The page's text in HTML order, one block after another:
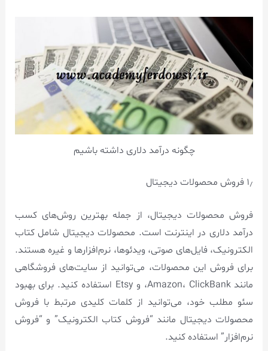
چگونه درآمد دلاری داشته باشیم
۱٫ فروش محصولات دیجیتال
فروش محصولات دیجیتال، از جمله بهترین روش‌های کسب
درآمد دلاری در اینترنت است. محصولات دیجیتال شامل کتاب
الکترونیک، فایل‌های صوتی، ویدئوها، نرم‌افزارها و غیره هستند.
برای فروش این محصولات، می‌توانید از سایت‌های فروشگاهی
مانند Amazon، ClickBank، و Etsy استفاده کنید. برای بهبود
سئو مطلب خود، می‌توانید از کلمات کلیدی مرتبط با فروش
محصولات دیجیتال مانند “فروش کتاب الکترونیک” و “فروش
نرم‌افزار” استفاده کنید.